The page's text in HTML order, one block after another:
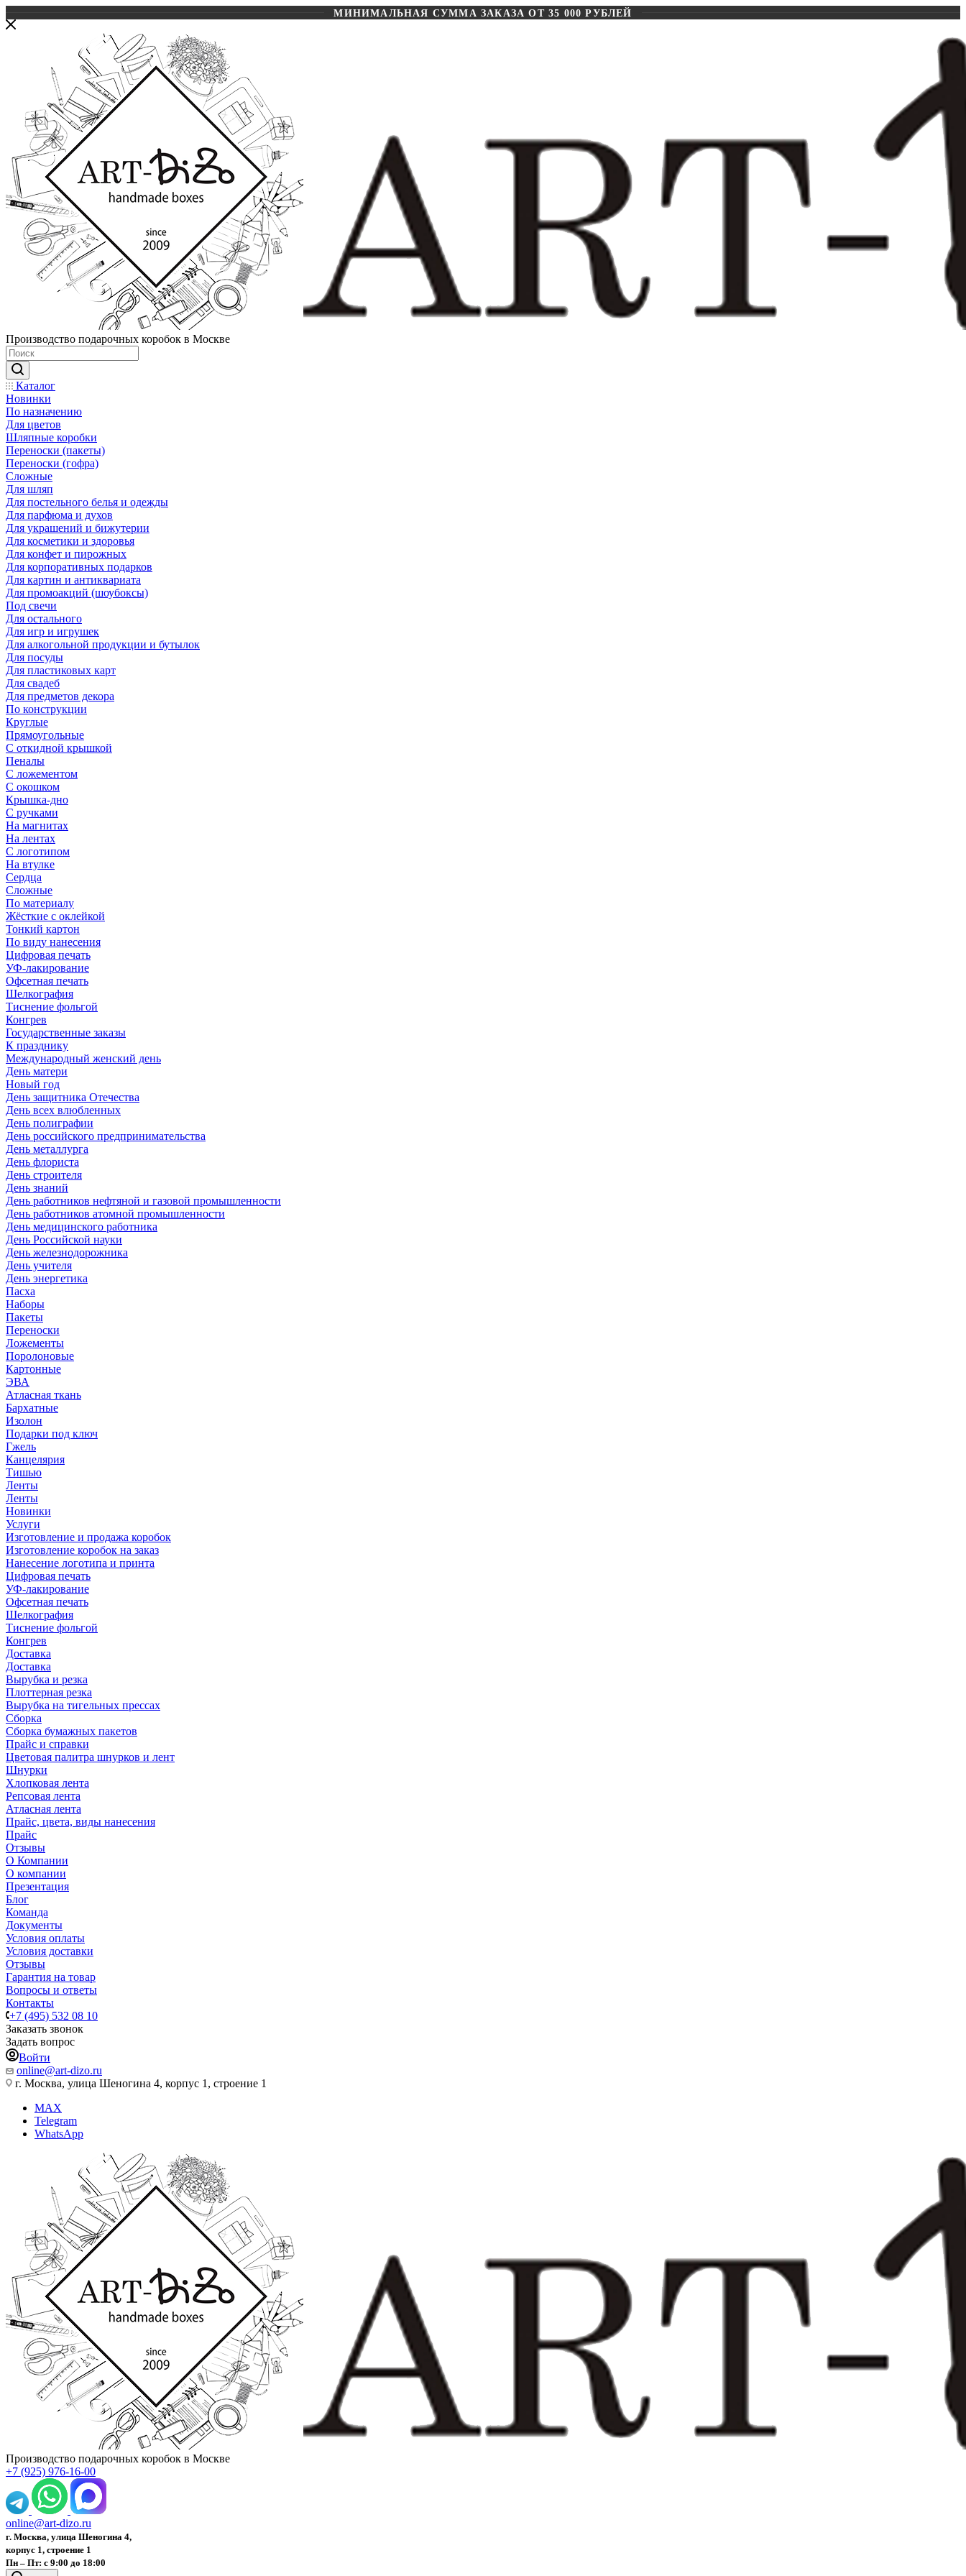
МИНИМАЛЬНАЯ СУММА ЗАКАЗА ОТ 35 000 РУБЛЕЙ
Производство подарочных коробок в Москве
Каталог
Новинки
По назначению
Для цветов
Шляпные коробки
Переноски (пакеты)
Переноски (гофра)
Сложные
Для шляп
Для постельного белья и одежды
Для парфюма и духов
Для украшений и бижутерии
Для косметики и здоровья
Для конфет и пирожных
Для корпоративных подарков
Для картин и антиквариата
Для промоакций (шоубоксы)
Под свечи
Для остального
Для игр и игрушек
Для алкогольной продукции и бутылок
Для посуды
Для пластиковых карт
Для свадеб
Для предметов декора
По конструкции
Круглые
Прямоугольные
С откидной крышкой
Пеналы
С ложементом
С окошком
Крышка-дно
С ручками
На магнитах
На лентах
С логотипом
На втулке
Сердца
Сложные
По материалу
Жёсткие с оклейкой
Тонкий картон
По виду нанесения
Цифровая печать
УФ-лакирование
Офсетная печать
Шелкография
Тиснение фольгой
Конгрев
Государственные заказы
К празднику
Международный женский день
День матери
Новый год
День защитника Отечества
День всех влюбленных
День полиграфии
День российского предпринимательства
День металлурга
День флориста
День строителя
День знаний
День работников нефтяной и газовой промышленности
День работников атомной промышленности
День медицинского работника
День Российской науки
День железнодорожника
День учителя
День энергетика
Пасха
Наборы
Пакеты
Переноски
Ложементы
Поролоновые
Картонные
ЭВА
Атласная ткань
Бархатные
Изолон
Подарки под ключ
Гжель
Канцелярия
Тишью
Ленты
Ленты
Новинки
Услуги
Изготовление и продажа коробок
Изготовление коробок на заказ
Нанесение логотипа и принта
Цифровая печать
УФ-лакирование
Офсетная печать
Шелкография
Тиснение фольгой
Конгрев
Доставка
Доставка
Вырубка и резка
Плоттерная резка
Вырубка на тигельных прессах
Сборка
Сборка бумажных пакетов
Прайс и справки
Цветовая палитра шнурков и лент
Шнурки
Хлопковая лента
Репсовая лента
Атласная лента
Прайс, цвета, виды нанесения
Прайс
Отзывы
О Компании
О компании
Презентация
Блог
Команда
Документы
Условия оплаты
Условия доставки
Отзывы
Гарантия на товар
Вопросы и ответы
Контакты
+7 (495) 532 08 10
Заказать звонок
Задать вопрос
Войти
online@art-dizo.ru
г. Москва, улица Шеногина 4, корпус 1, строение 1
MAX
Telegram
WhatsApp
Производство подарочных коробок в Москве
+7 (925) 976-16-00
online@art-dizo.ru
г. Москва, улица Шеногина 4,
корпус 1, строение 1
Пн – Пт: с 9:00 до 18:00